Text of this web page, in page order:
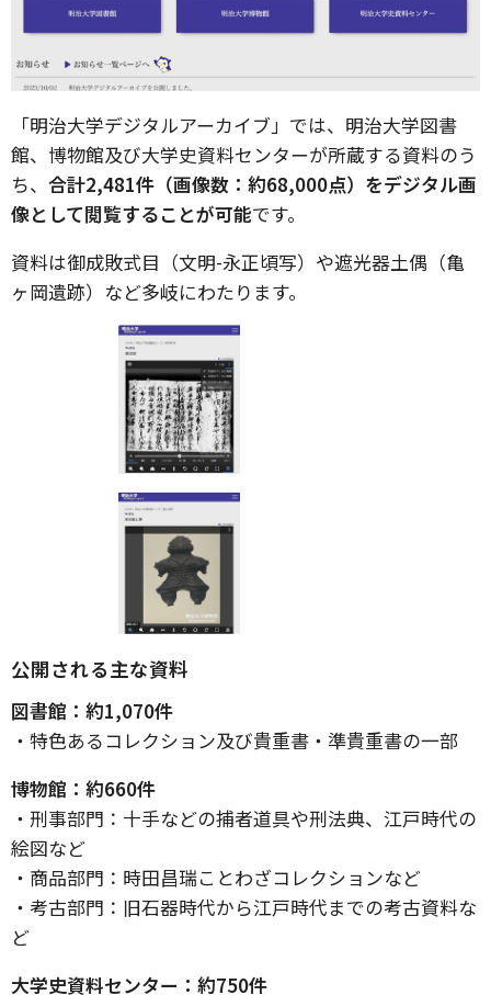
「明治大学デジタルアーカイブ」では、明治大学図書
館、博物館及び大学史資料センターが所蔵する資料のう
ち、 合計2,481件（画像数：約68,000点）をデジタル画
像として閲覧することが可能です。
資料は御成敗式目（文明-永正頃写）や遮光器土偶（亀
ヶ岡遺跡）など多岐にわたります。
公開される主な資料
図書館：約1,070件
・特色あるコレクション及び貴重書・準貴重書の一部
博物館：約660件
・刑事部門：十手などの捕者道具や刑法典、江戸時代の
絵図など
・商品部門：時田昌瑞ことわざコレクションなど
・考古部門：旧石器時代から江戸時代までの考古資料な
ど
大学史資料センター：約750件